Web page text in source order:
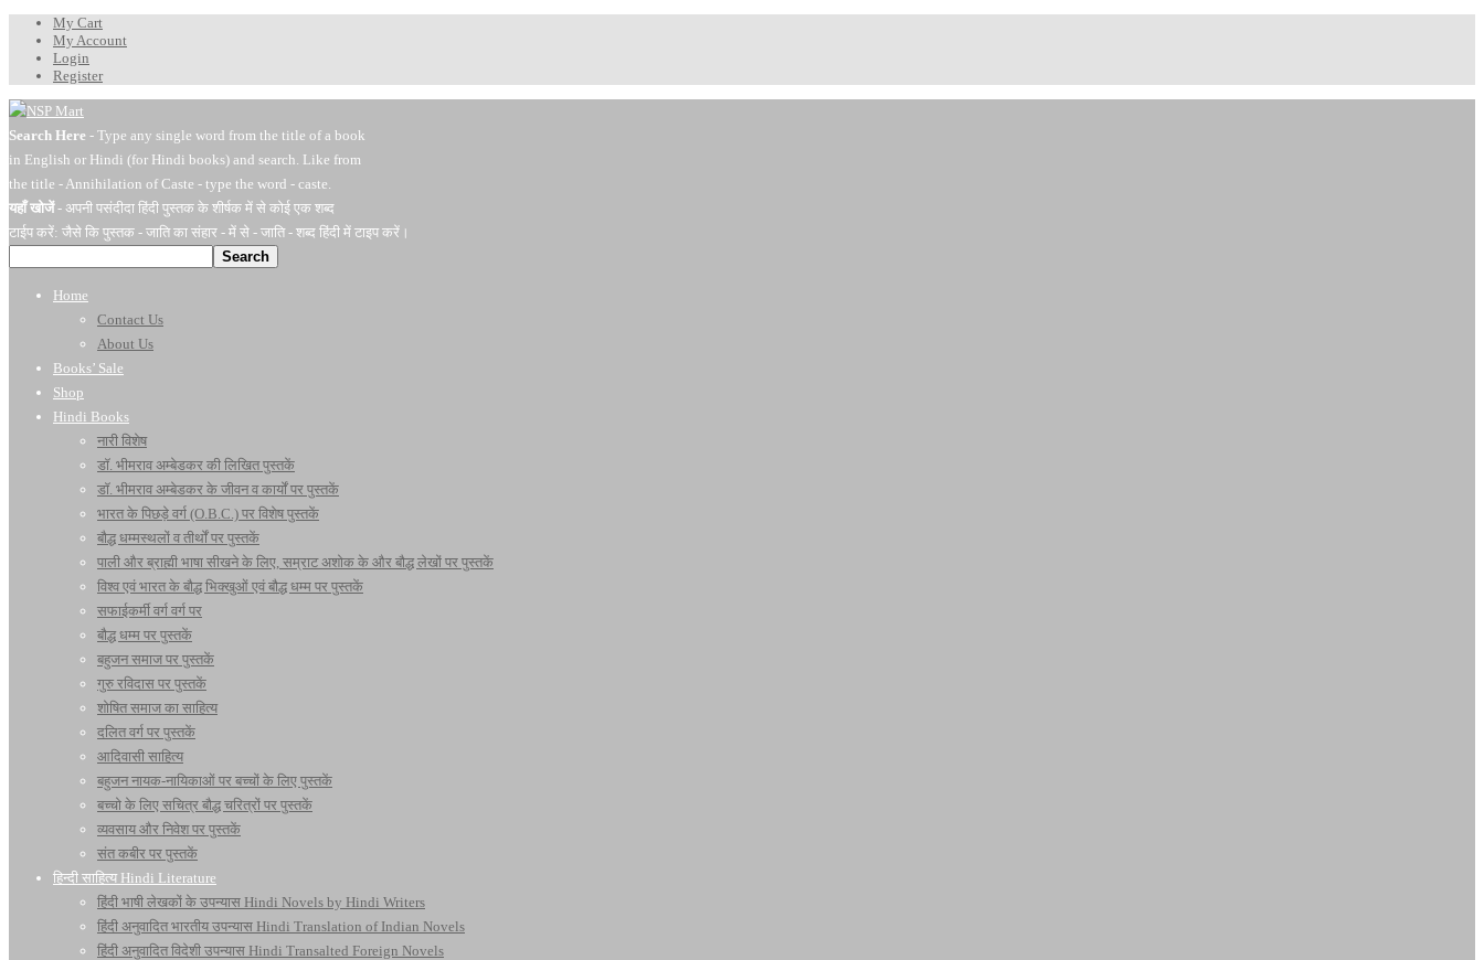
My Cart
My Account
Login
Register
Search Here - Type any single word from the title of a book
in English or Hindi (for Hindi books) and search. Like from
the title - Annihilation of Caste - type the word - caste.
यहाँ खोजें- अपनी पसंदीदा हिंदी पुस्तक के शीर्षक में से कोई एक शब्द
टाईप करें: जैसे कि पुस्तक - जाति का संहार - में से - जाति - शब्द हिंदी में टाइप करें।
Search
Home
Contact Us
About Us
Books’ Sale
Shop
Hindi Books
नारी विशेष
डॉ. भीमराव अम्बेडकर की लिखित पुस्तकें
डॉ. भीमराव अम्बेडकर के जीवन व कार्यों पर पुस्तकें
भारत के पिछड़े वर्ग (O.B.C.) पर विशेष पुस्तकें
बौद्ध धम्मस्थलों व तीर्थों पर पुस्तकें
पाली और ब्राह्मी भाषा सीखने के लिए, सम्राट अशोक के और बौद्ध लेखों पर पुस्तकें
विश्व एवं भारत के बौद्ध भिक्खुओं एवं बौद्ध धम्म पर पुस्तकें
सफाईकर्मी वर्ग वर्ग पर
बौद्ध धम्म पर पुस्तकें
बहुजन समाज पर पुस्तकें
गुरु रविदास पर पुस्तकें
शोषित समाज का साहित्य
दलित वर्ग पर पुस्तकें
आदिवासी साहित्य
बहुजन नायक-नायिकाओं पर बच्चों के लिए पुस्तकें
बच्चो के लिए सचित्र बौद्ध चरित्रों पर पुस्तकें
व्यवसाय और निवेश पर पुस्तकें
संत कबीर पर पुस्तकें
हिन्दी साहित्य Hindi Literature
हिंदी भाषी लेखकों के उपन्यास Hindi Novels by Hindi Writers
हिंदी अनुवादित भारतीय उपन्यास Hindi Translation of Indian Novels
हिंदी अनुवादित विदेशी उपन्यास Hindi Transalted Foreign Novels